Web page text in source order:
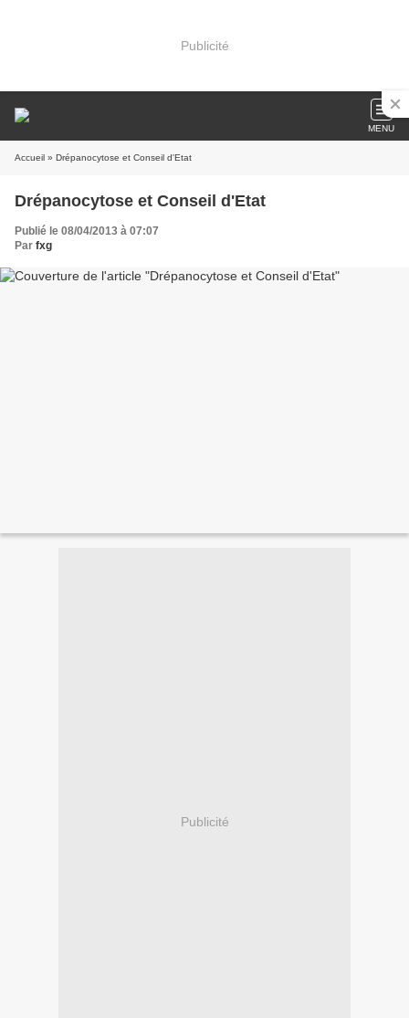
Publicité
MENU
Accueil » Drépanocytose et Conseil d'Etat
Drépanocytose et Conseil d'Etat
Publié le 08/04/2013 à 07:07
Par fxg
Publicité